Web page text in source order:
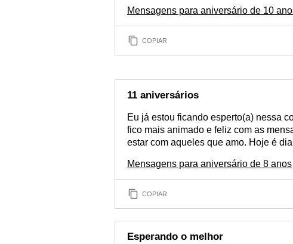
Mensagens para aniversário de 10
COPIAR
11 aniversários
Eu já estou ficando esperto(a) nessa
fico mais animado e feliz com as
estar com aqueles que amo. Hoje é
Mensagens para aniversário de 8 anos
COPIAR
Esperando o melhor